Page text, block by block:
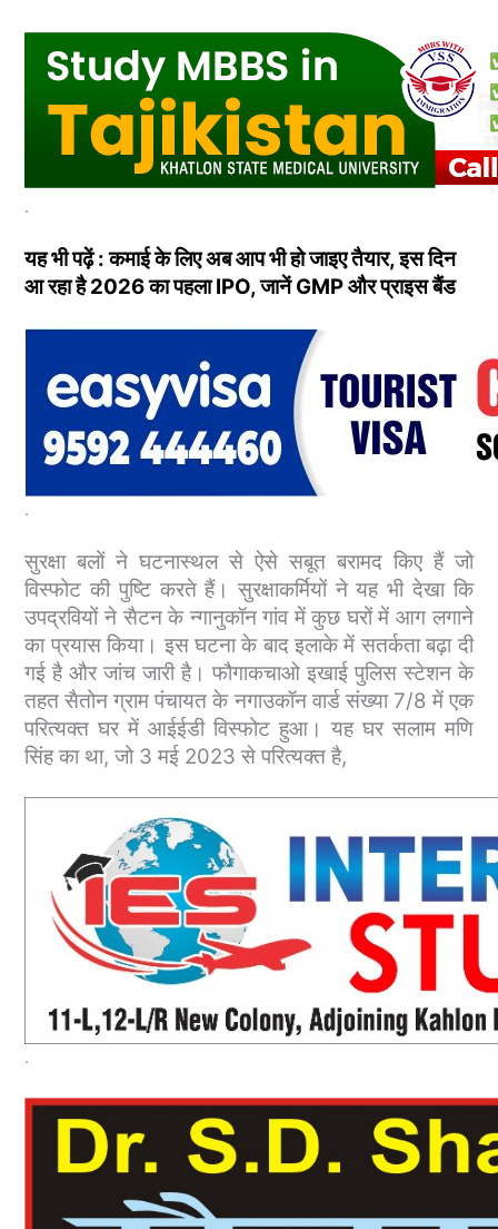
.
यह भी पढ़ें : कमाई के लिए अब आप भी हो जाइए तैयार, इस दिन
आ रहा है 2026 का पहला IPO, जानें GMP और प्राइस बैंड
.
सुरक्षा बलों ने घटनास्थल से ऐसे सबूत बरामद किए हैं जो
विस्फोट की पुष्टि करते हैं। सुरक्षाकर्मियों ने यह भी देखा कि
उपद्रवियों ने सैटन के न्गानुकॉन गांव में कुछ घरों में आग लगाने
का प्रयास किया। इस घटना के बाद इलाके में सतर्कता बढ़ा दी
गई है और जांच जारी है। फौगाकचाओ इखाई पुलिस स्टेशन के
तहत सैतोन ग्राम पंचायत के नगाउकॉन वार्ड संख्या 7/8 में एक
परित्यक्त घर में आईईडी विस्फोट हुआ। यह घर सलाम मणि
सिंह का था, जो 3 मई 2023 से परित्यक्त है,
.